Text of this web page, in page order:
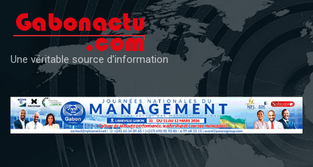
content
Une véritable source d'information